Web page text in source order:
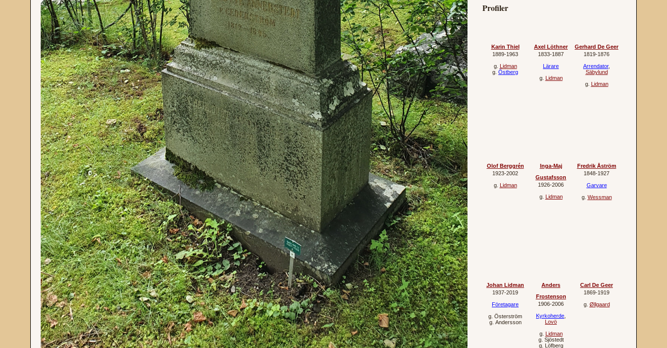
Profiler
Karin Thiel
1889‐1963
g. Lidman
g. Östberg
Axel Löthner
1833‐1887
Lärare
g. Lidman
Gerhard De Geer
1819‐1876
Arrendator,
Säbylund
g. Lidman
Olof Berggrén
1923‐2002
g. Lidman
Inga-Maj
Gustafsson
1926‐2006
g. Lidman
Fredrik Åström
1848‐1927
Garvare
g. Wessman
Johan Lidman
1937‐2019
Företagare
g. Österström
g. Andersson
Anders
Frostenson
1906‐2006
Kyrkoherde
Lovö
g. Lidman
g. Sjöstedt
g. Löfberg
Carl De Geer
1869‐1919
g. Øllgaard